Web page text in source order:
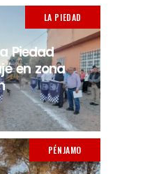
LA PIEDAD
Piedad
en zona
PÉNJAMO